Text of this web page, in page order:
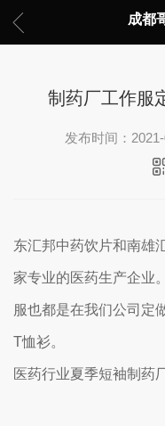
成都
制药厂工作服
发布时间：
东汇邦中药饮片和南雄
家专业的医药生产企业
服也都是在我们公司定
T恤衫。
医药行业夏季短袖制药